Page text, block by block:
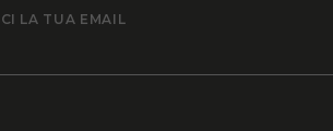
LA TUA EMAIL